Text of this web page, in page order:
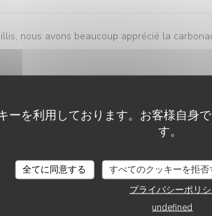
ーを利用しております。お客様自身
す。
全てに同意する すべてのクッキーを拒否
プライバシーポリ
undefined
nous avons beaucoup apprécié la
5/5
plats tous délicieux,un personnel